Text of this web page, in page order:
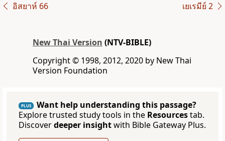
อิสยาห์ 66 เยเรมีย์ 2
New Thai Version (NTV-BIBLE)
Copyright © 1998, 2012, 2020 by New Thai
Version Foundation
PLUS
Want help understanding this passage?
Explore trusted study tools in the Resourcestab.
Discoverdeeper insightwith Bible Gateway Plus.